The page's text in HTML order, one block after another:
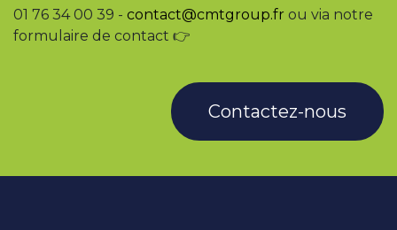
01 76 34 00 39 - contact@cmtgroup.fr ou via notre
formulaire de contact 👉
Contactez-nous